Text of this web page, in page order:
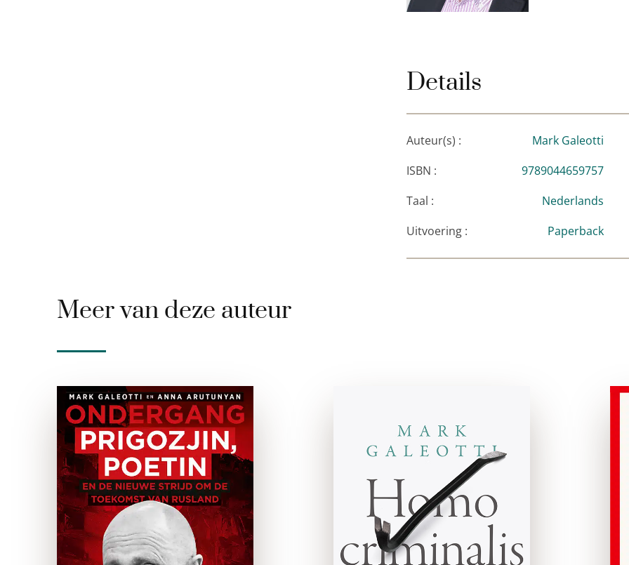
Details
Auteur(s) :
Mark Galeotti
ISBN :
9789044659757
Taal :
Nederlands
Uitvoering :
Paperback
Meer van deze auteur
Ondergang
e-boek
De moord op de wrede
krijgsheer Jevgeni Prigozjin
in de zomer van 2023 geldt
in veel opzichten als een
keerpunt in het Rusland van
nu, het Rusland van het late
Homo criminalis
paperback
Hoe wordt een bandiet een
koning, of een bende een
regering? Hoe sterk is de
georganiseerde misdaad
verbonden met moderne
staten? En staat de